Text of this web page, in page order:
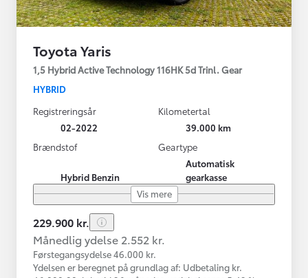
Toyota Yaris
1,5 Hybrid Active Technology 116HK 5d Trinl. Gear
HYBRID
Registreringsår
02-2022
Kilometertal
39.000 km
Brændstof
Hybrid Benzin
Geartype
Automatisk
gearkasse
Vis mere
229.900 kr.
Månedlig ydelse 2.552 kr.
Førstegangsydelse 46.000 kr.
Ydelsen er beregnet på grundlag af: Udbetaling kr.